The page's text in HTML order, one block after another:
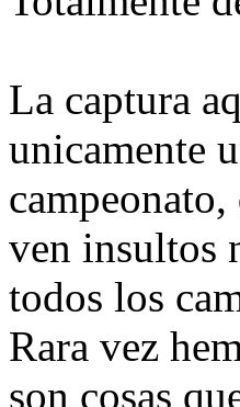
La captura
unicamente
ven insultos
todos los
Rara vez
son cosas